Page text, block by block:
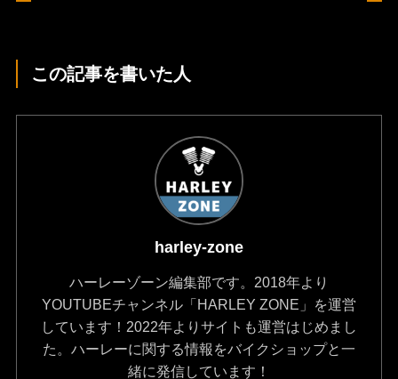
この記事を書いた人
harley-zone
ハーレーゾーン編集部です。2018年より
YOUTUBEチャンネル「HARLEY ZONE」を運営
しています！2022年よりサイトも運営はじめまし
た。ハーレーに関する情報をバイクショップと一
緒に発信しています！